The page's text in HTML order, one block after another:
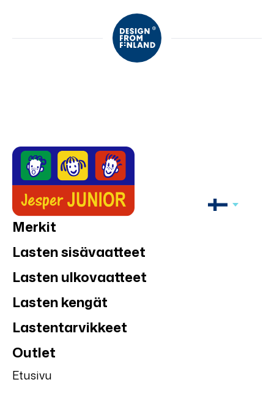
Merkit
Lasten sisävaatteet
Lasten ulkovaatteet
Lasten kengät
Lastentarvikkeet
Outlet
Etusivu